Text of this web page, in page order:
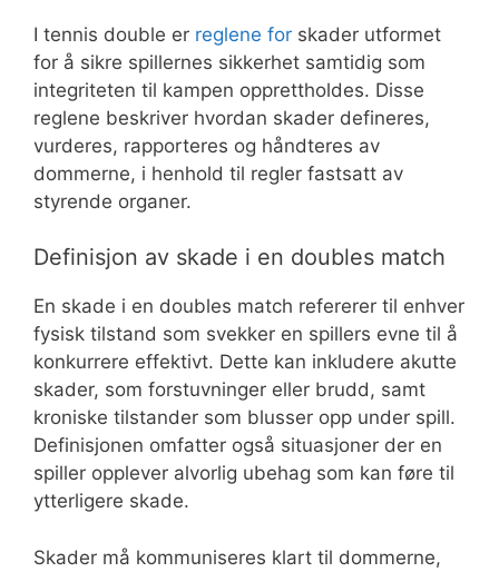
I tennis double er reglene for skader utformet
for å sikre spillernes sikkerhet samtidig som
integriteten til kampen opprettholdes. Disse
reglene beskriver hvordan skader defineres,
vurderes, rapporteres og håndteres av
dommerne, i henhold til regler fastsatt av
styrende organer.
Definisjon av skade i en doubles match
En skade i en doubles match refererer til enhver
fysisk tilstand som svekker en spillers evne til å
konkurrere effektivt. Dette kan inkludere akutte
skader, som forstuvninger eller brudd, samt
kroniske tilstander som blusser opp under spill.
Definisjonen omfatter også situasjoner der en
spiller opplever alvorlig ubehag som kan føre til
ytterligere skade.
Skader må kommuniseres klart til dommerne,